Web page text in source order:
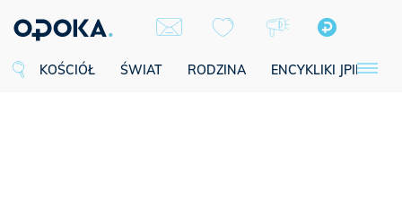
KOŚCIÓŁ ŚWIAT RODZINA ENCYKLIKI JPII